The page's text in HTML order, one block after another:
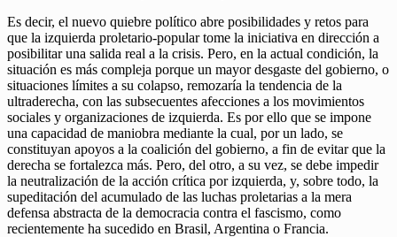
Es decir, el nuevo quiebre político abre posibilidades y retos para
que la izquierda proletario-popular tome la iniciativa en dirección a
posibilitar una salida real a la crisis. Pero, en la actual condición, la
situación es más compleja porque un mayor desgaste del gobierno, o
situaciones límites a su colapso, remozaría la tendencia de la
ultraderecha, con las subsecuentes afecciones a los movimientos
sociales y organizaciones de izquierda. Es por ello que se impone
una capacidad de maniobra mediante la cual, por un lado, se
constituyan apoyos a la coalición del gobierno, a fin de evitar que la
derecha se fortalezca más. Pero, del otro, a su vez, se debe impedir
la neutralización de la acción crítica por izquierda, y, sobre todo, la
supeditación del acumulado de las luchas proletarias a la mera
defensa abstracta de la democracia contra el fascismo, como
recientemente ha sucedido en Brasil, Argentina o Francia.